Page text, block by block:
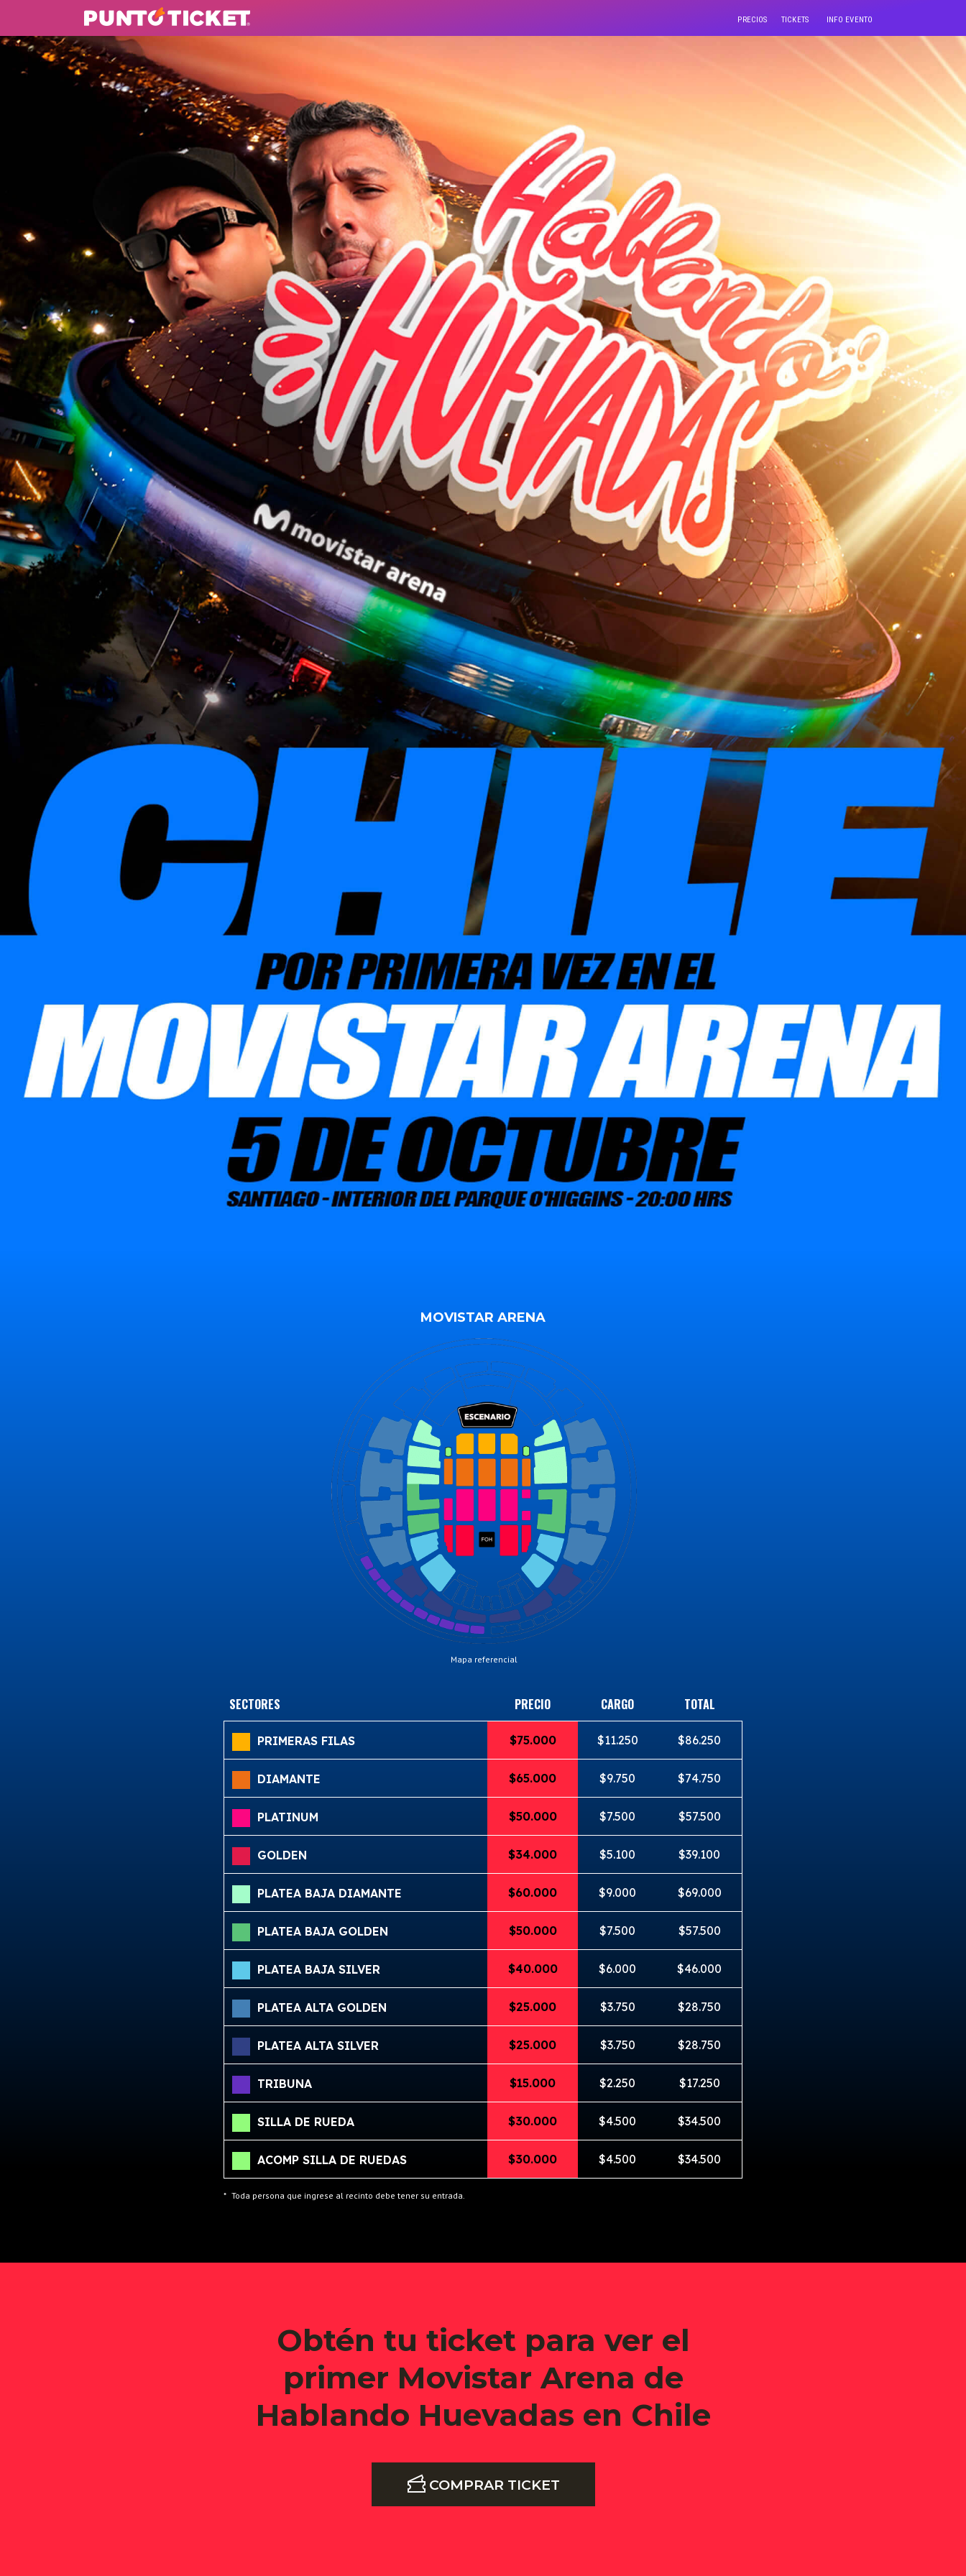
PRECIOS TICKETS INFO EVENTO
MOVISTAR ARENA
Mapa referencial
SECTORES PRECIO CARGO TOTAL
PRIMERAS FILAS $75.000 $11.250 $86.250
DIAMANTE $65.000 $9.750 $74.750
PLATINUM $50.000 $7.500 $57.500
GOLDEN $34.000 $5.100 $39.100
PLATEA BAJA DIAMANTE $60.000 $9.000 $69.000
PLATEA BAJA GOLDEN $50.000 $7.500 $57.500
PLATEA BAJA SILVER $40.000 $6.000 $46.000
PLATEA ALTA GOLDEN $25.000 $3.750 $28.750
PLATEA ALTA SILVER $25.000 $3.750 $28.750
TRIBUNA $15.000 $2.250 $17.250
SILLA DE RUEDA $30.000 $4.500 $34.500
ACOMP SILLA DE RUEDAS $30.000 $4.500 $34.500
* Toda persona que ingrese al recinto debe tener su entrada.
Obtén tu ticket para ver el
primer Movistar Arena de
Hablando Huevadas en Chile
COMPRAR TICKET